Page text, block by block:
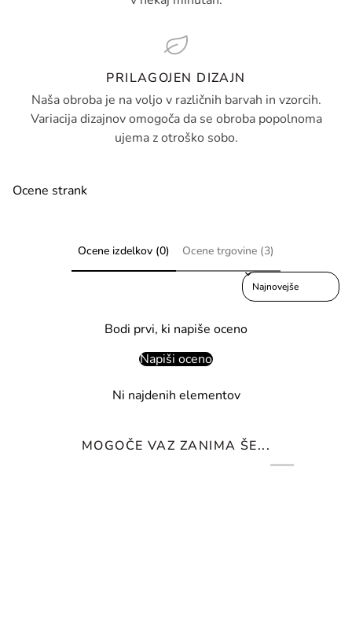
PRILAGOJEN DIZAJN
Naša obroba je na voljo v različnih barvah in vzorcih.
Variacija dizajnov omogoča da se obroba popolnoma
ujema z otroško sobo.
Ocene strank
Ocene izdelkov (0) Ocene trgovine (3)
Sort reviews by
Bodi prvi, ki napiše oceno
Napiši oceno
Ni najdenih elementov
MOGOČE VAZ ZANIMA ŠE...